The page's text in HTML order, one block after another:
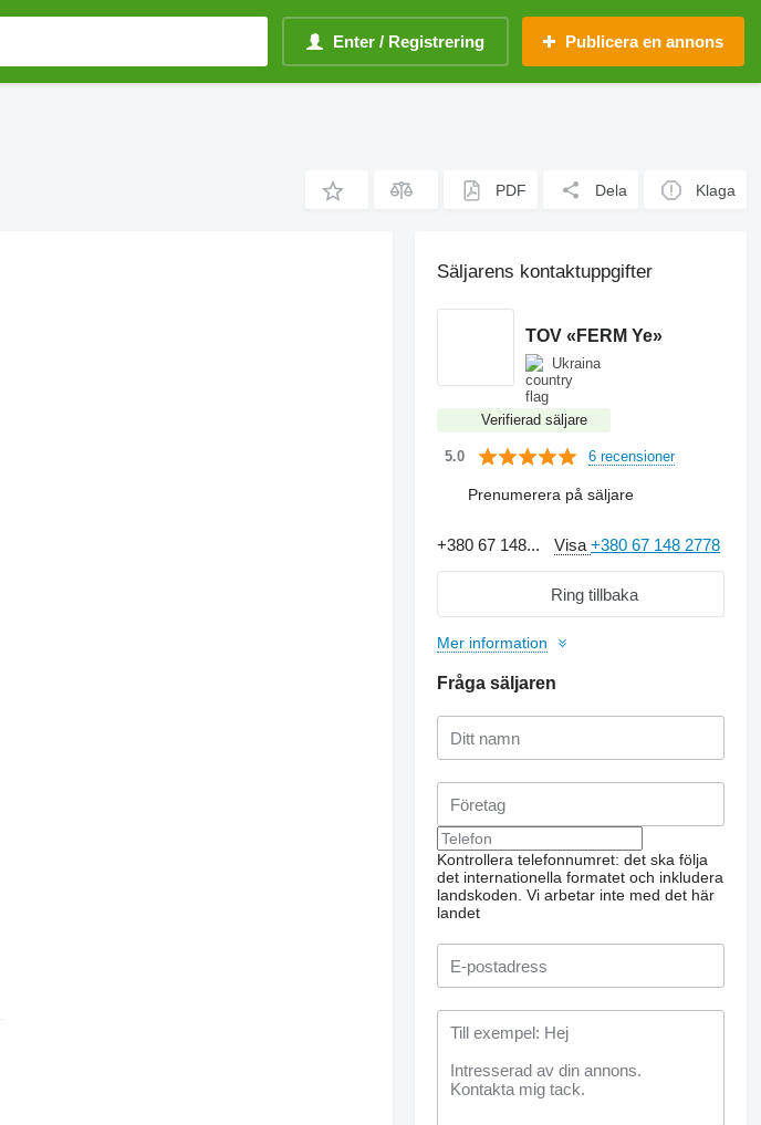
Enter / Registrering Publicera en annons
PDF Dela Klaga
Begär ytterligare foton
Säljarens kontaktuppgifter
TOV «FERM Ye»
Ukraina
Verifierad säljare
5.0 6 recensioner
Prenumerera på säljare
+380 67 148... Visa+380 67 148 2778
Ring tillbaka
Mer information
Fråga säljaren
Kontrollera telefonnumret: det ska följa
det internationella formatet och inkludera
landskoden. Vi arbetar inte med det här
landet